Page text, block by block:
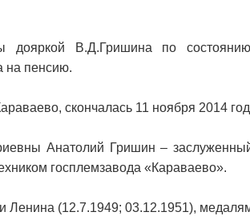
дояркой В.Д.Гришина по
на пенсию.
скончалась 11 ноября 2014
Анатолий Гришин –
госплемзавода «Караваево».
Ленина (12.7.1949; 03.12.1951),